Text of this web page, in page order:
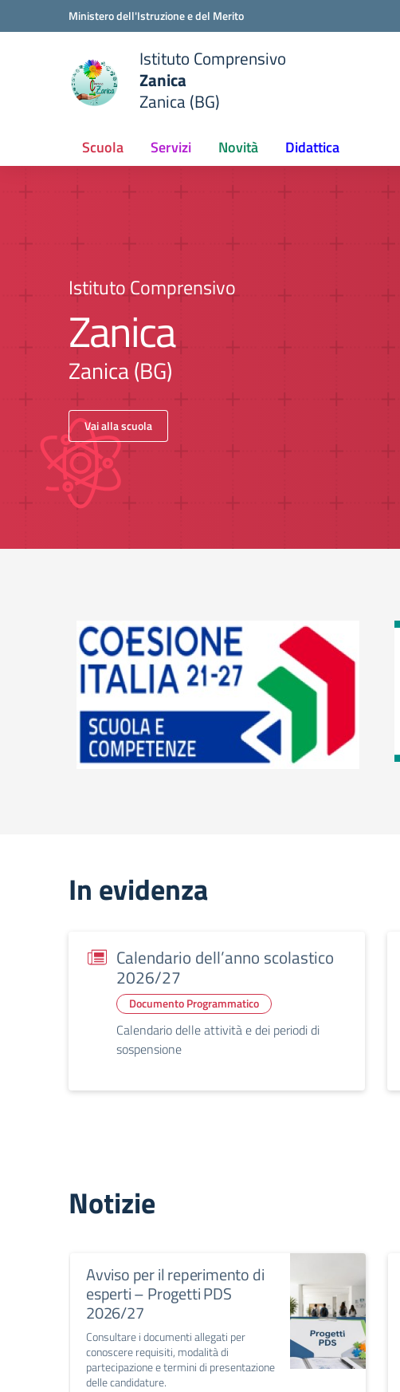
Vai ai contenuti
Vai al menu di navigazioneMinistero dell'Istruzione e del Merito
Istituto Comprensivo
Zanica
Zanica (BG)
Scuola Servizi Novità Didattica
Istituto Comprensivo
Zanica
Zanica (BG)
Vai alla scuola
In evidenza
Calendario dell’anno scolastico
2026/27
Documento Programmatico
Calendario delle attività e dei periodi di
sospensione
Notizie
Avviso per il reperimento di
esperti – Progetti PDS
2026/27
Consultare i documenti allegati per
conoscere requisiti, modalità di
partecipazione e termini di presentazione
delle candidature.